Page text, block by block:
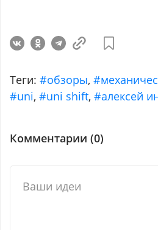
Теги: #обзоры,
#uni,#uni shift,#алексей
Комментарии (0)